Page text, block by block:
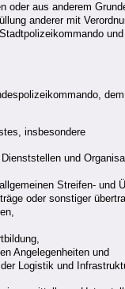
oder aus anderem
anderer mit
insbesondere
und
Streifen- und
oder sonstiger
Angelegenheiten und
Logistik und